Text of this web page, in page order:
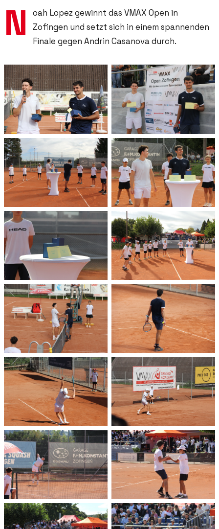
N
oah Lopez gewinnt das VMAX Open in
Zofingen und setzt sich in einem spannenden
Finale gegen Andrin Casanova durch.